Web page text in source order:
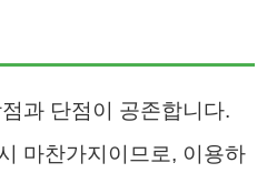
과 단점이 공존합니다.
마찬가지이므로, 이용하